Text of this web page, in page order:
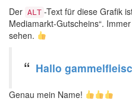
Der ALT -Text für diese Grafik
Mediamarkt-Gutscheins“.
sehen.
Hallo
Genau mein Name!